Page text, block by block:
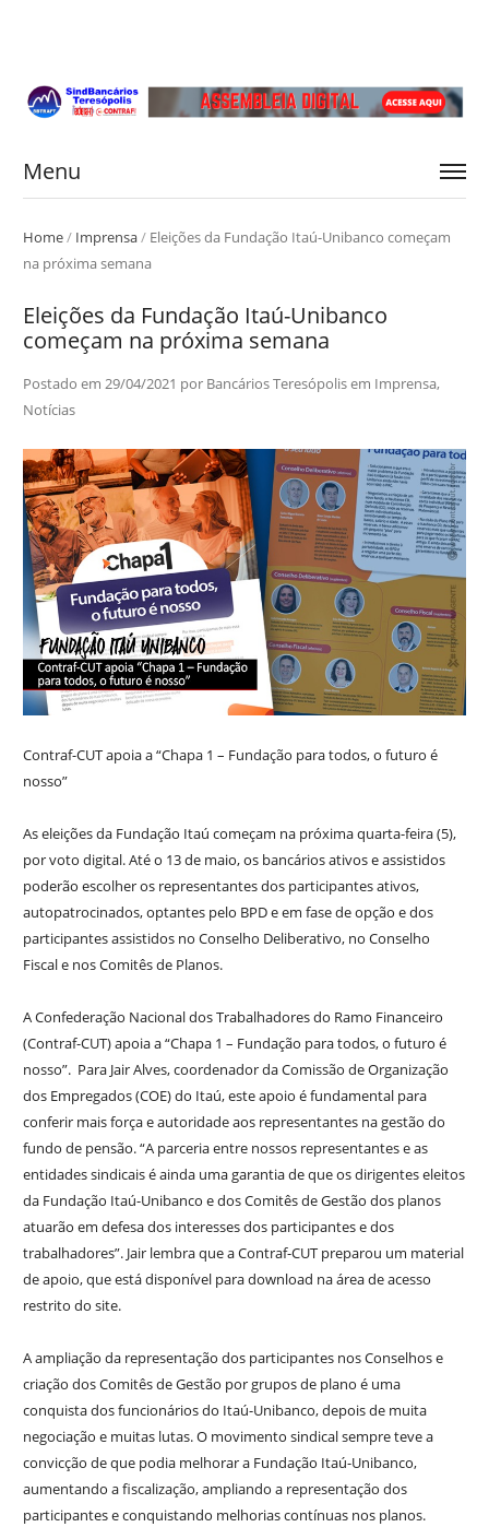
Menu
Home/ Imprensa/ Eleições da Fundação Itaú-Unibanco começam
na próxima semana
Eleições da Fundação Itaú-Unibanco
começam na próxima semana
Postado em 29/04/2021 por Bancários Teresópolisem Imprensa,
Notícias
Contraf-CUT apoia a “Chapa 1 – Fundação para todos, o futuro é
nosso”
As eleições da Fundação Itaú começam na próxima quarta-feira (5),
por voto digital. Até o 13 de maio, os bancários ativos e assistidos
poderão escolher os representantes dos participantes ativos,
autopatrocinados, optantes pelo BPD e em fase de opção e dos
participantes assistidos no Conselho Deliberativo, no Conselho
Fiscal e nos Comitês de Planos.
A Confederação Nacional dos Trabalhadores do Ramo Financeiro
(Contraf-CUT) apoia a “Chapa 1 – Fundação para todos, o futuro é
nosso”. Para Jair Alves, coordenador da Comissão de Organização
dos Empregados (COE) do Itaú, este apoio é fundamental para
conferir mais força e autoridade aos representantes na gestão do
fundo de pensão. “A parceria entre nossos representantes e as
entidades sindicais é ainda uma garantia de que os dirigentes eleitos
da Fundação Itaú-Unibanco e dos Comitês de Gestão dos planos
atuarão em defesa dos interesses dos participantes e dos
trabalhadores”. Jair lembra que a Contraf-CUT preparou um material
de apoio, que está disponível para download na área de acesso
restrito do site.
A ampliação da representação dos participantes nos Conselhos e
criação dos Comitês de Gestão por grupos de plano é uma
conquista dos funcionários do Itaú-Unibanco, depois de muita
negociação e muitas lutas. O movimento sindical sempre teve a
convicção de que podia melhorar a Fundação Itaú-Unibanco,
aumentando a fiscalização, ampliando a representação dos
participantes e conquistando melhorias contínuas nos planos.